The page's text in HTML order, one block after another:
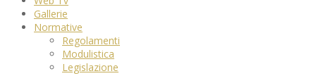
Gallerie
Normative
Regolamenti
Modulistica
Legislazione